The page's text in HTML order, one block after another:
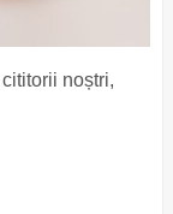
noștri,